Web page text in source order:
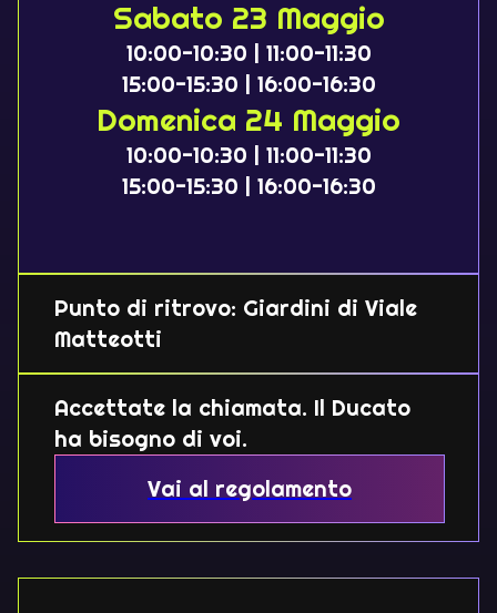
Sabato 23 Maggio
10:00-10:30 | 11:00-11:30
15:00-15:30 | 16:00-16:30
Domenica 24 Maggio
10:00-10:30 | 11:00-11:30
15:00-15:30 | 16:00-16:30
Punto di ritrovo: Giardini di Viale
Matteotti
Accettate la chiamata. Il Ducato
ha bisogno di voi.
Vai al regolamento